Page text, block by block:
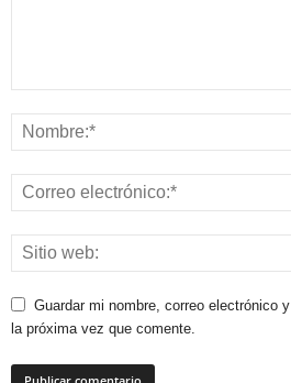
Guardar mi nombre, correo electrónico
la próxima vez que comente.